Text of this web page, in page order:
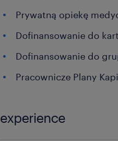
Prywatną opiekę
Dofinansowanie do
Dofinansowanie do
Pracownicze Plany
experience